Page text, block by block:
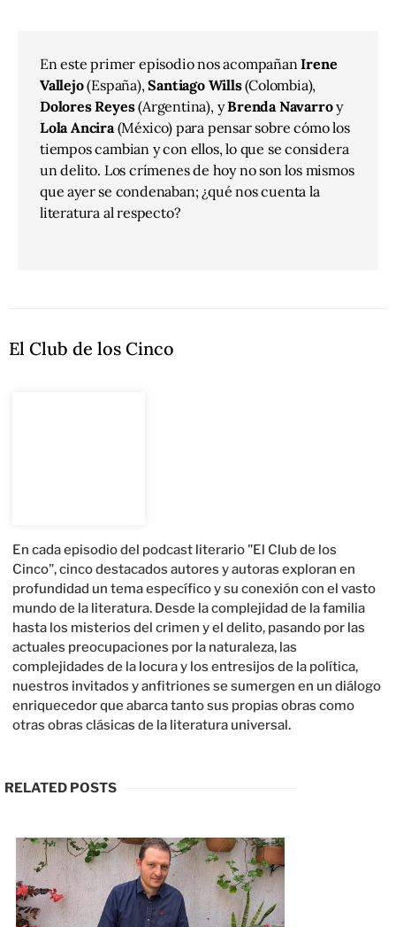
En este primer episodio nos acompañanIrene
Vallejo(España),Santiago Wills(Colombia),
Dolores Reyes(Argentina), yBrenda Navarroy
Lola Ancira(México) para pensar sobre cómo los
tiempos cambian y con ellos, lo que se considera
un delito. Los crímenes de hoy no son los mismos
que ayer se condenaban; ¿qué nos cuenta la
literatura al respecto?
El Club de los Cinco
En cada episodio del podcast literario "El Club de los
Cinco", cinco destacados autores y autoras exploran en
profundidad un tema específico y su conexión con el vasto
mundo de la literatura. Desde la complejidad de la familia
hasta los misterios del crimen y el delito, pasando por las
actuales preocupaciones por la naturaleza, las
complejidades de la locura y los entresijos de la política,
nuestros invitados y anfitriones se sumergen en un diálogo
enriquecedor que abarca tanto sus propias obras como
otras obras clásicas de la literatura universal.
RELATED POSTS